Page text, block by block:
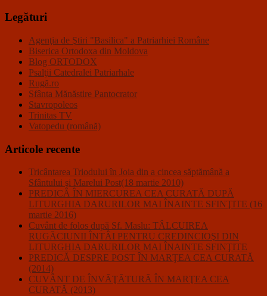
Legături
Agenţia de Ştiri "Basilica" a Patriarhiei Române
Biserica Ortodoxa din Moldova
Blog ORTODOX
Psalţii Catedralei Patriarhale
Rugă.ro
Sfânta Mănăstire Pantocrator
Stavropoleos
Trinitas TV
Vatopedu (română)
Articole recente
Tricântarea Triodului în Joia din a cincea săptămână a
Sfântului şi Marelui Post(18 martie 2010)
PREDICĂ ÎN MIERCUREA CEA CURATĂ DUPĂ
LITURGHIA DARURILOR MAI ÎNAINTE SFINŢITE (16
martie 2016)
Cuvânt de folos după Sf. Maslu: TÂLCUIREA
RUGĂCIUNII ÎNTÂI PENTRU CREDINCIOŞI DIN
LITURGHIA DARURILOR MAI ÎNAINTE SFINŢITE
PREDICĂ DESPRE POST ÎN MARŢEA CEA CURATĂ
(2014)
CUVÂNT DE ÎNVĂŢĂTURĂ ÎN MARŢEA CEA
CURATĂ (2013)